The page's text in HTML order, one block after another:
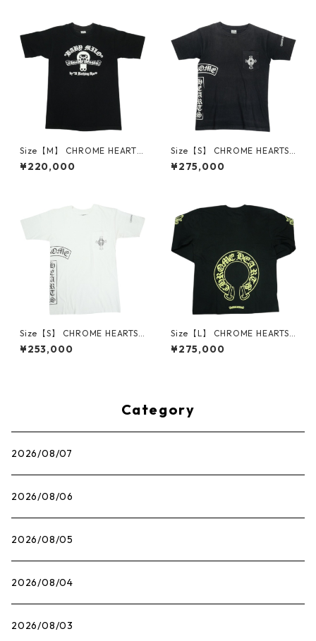
Size【M】 CHROME HEARTS
クロム・ハーツ × A BATHING
APE 09AW MILO SCROLL SS
¥220,000
Size【S】 CHROME HEARTS
クロム・ハーツ T-BAR S/S TE
E BLACK Tシャツ オールド 黒
¥275,000
Size【S】 CHROME HEARTS
クロム・ハーツ T-BAR S/S TE
E WHITE Tシャツ オールド 白
¥253,000
Size【L】 CHROME HEARTS
クロム・ハーツ HORSESHOE
L/S TEE BLACK/NEON YELLO
¥275,000
Category
2026/08/07
2026/08/06
2026/08/05
2026/08/04
2026/08/03